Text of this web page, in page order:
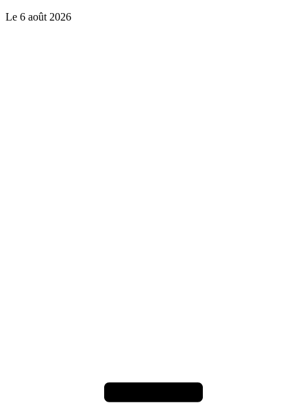
Le 6 août 2026